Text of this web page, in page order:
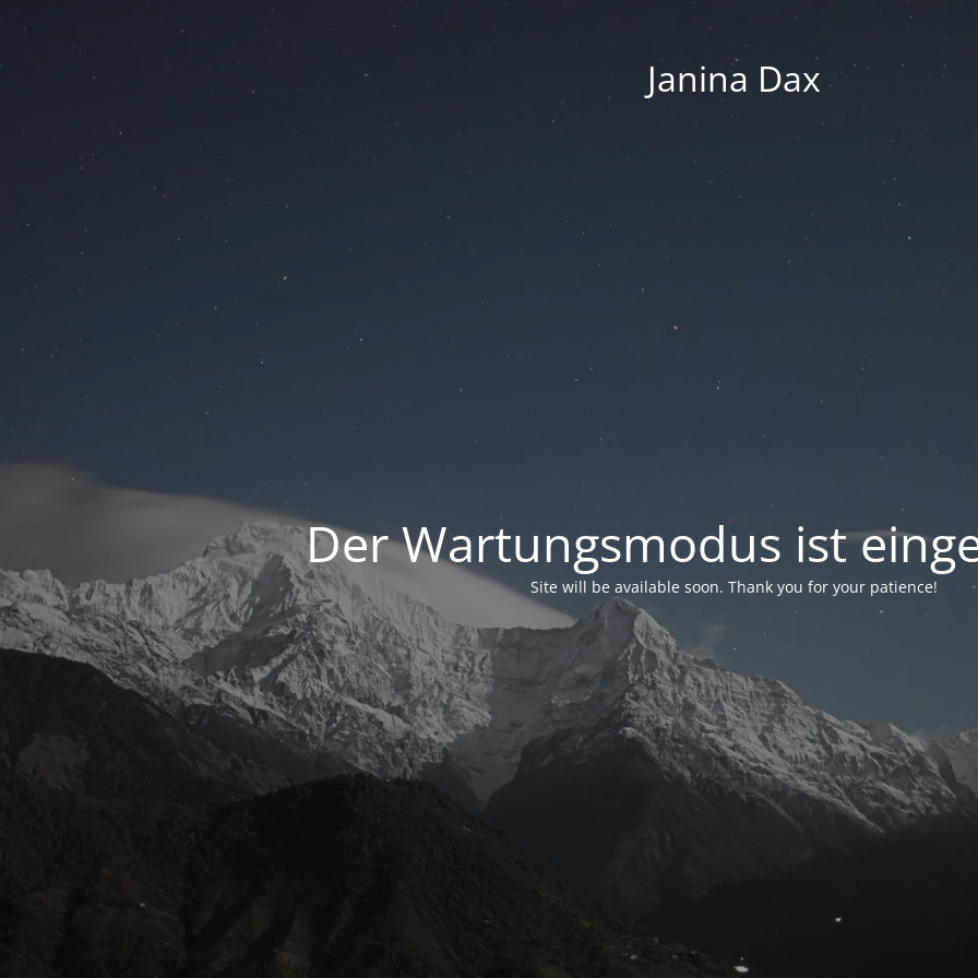
Janina Dax
Der Wartungsmodus ist
Site will be available soon. Thank you for your patience!